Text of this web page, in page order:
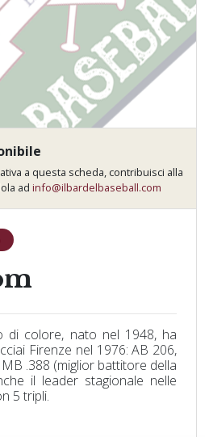
di colore, nato nel 1948, ha
Firenze nel 1976: AB 206,
MB .388 (miglior battitore della
il leader stagionale nelle
5 tripli.
a questa scheda, contribuisci alla
ad info@ilbardelbaseball.com